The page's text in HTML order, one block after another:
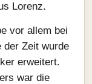
Lorenz.
vor allem bei
der Zeit wurde
erweitert.
war die